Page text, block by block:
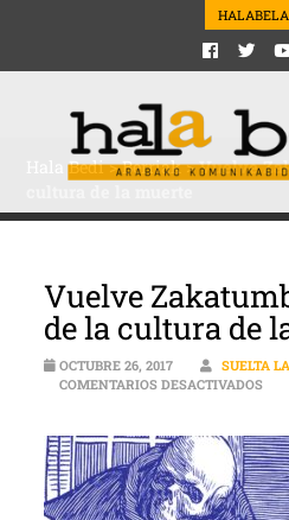
Hala Bedi>Berriak>Vuelve
Vuelve
de la cultura de
OCTUBRE 26, 2017 SUELTA
COMENTARIOS DESACTIVADOSEN